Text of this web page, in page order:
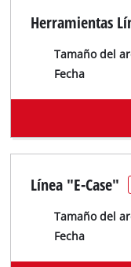
Herramientas
Tamaño del
Fecha
Línea "E-Case"
Tamaño del
Fecha